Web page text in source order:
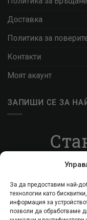
За да предоставим най-
технологии като
информация за
позволи да обработваме
Доставка
Политика за
Контакти
Моят акаунт
ЗАПИШИ СЕ ЗА
Запиши се за